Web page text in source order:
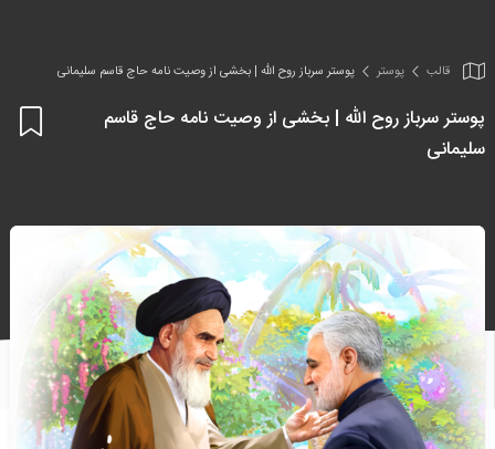
قالب پوستر پوستر سرباز روح الله | بخشی از وصیت نامه حاج قاسم سلیمانی
پوستر سرباز روح الله | بخشی از وصیت نامه حاج قاسم
سلیمانی